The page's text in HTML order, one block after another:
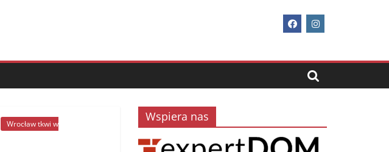
Wrocław tkwi w
Wspiera nas